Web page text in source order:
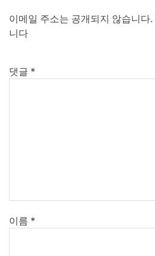
이메일 주소는 공개되지 않습니다.
니다
댓글 *
이름 *